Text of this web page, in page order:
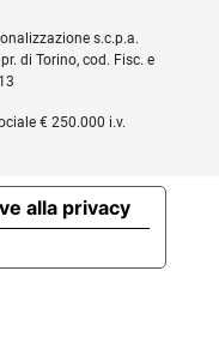
s.c.p.a.
di Torino, cod. Fisc. e
€ 250.000 i.v.
alla privacy